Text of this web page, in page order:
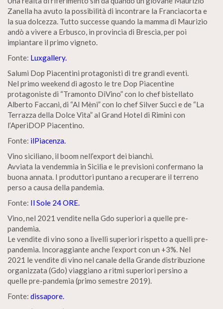
Zanella ha avuto la possibilità di incontrare la Franciacorta e
la sua dolcezza. Tutto successe quando la mamma di Maurizio
andò a vivere a Erbusco, in provincia di Brescia, per poi
impiantare il primo vigneto.
Fonte: Luxgallery.
Salumi Dop Piacentini protagonisti di tre grandi eventi.
Nel primo weekend di agosto le tre Dop Piacentine
protagoniste di “Tramonto DiVino” con lo chef bistellato
Alberto Faccani, di “Al Mèni” con lo chef Silver Succi e de “La
Terrazza della Dolce Vita” al Grand Hotel di Rimini con
l’AperiDOP Piacentino.
Fonte: ilPiacenza.
Vino siciliano, il boom nell’export dei bianchi.
Avviata la vendemmia in Sicilia e le previsioni confermano la
buona annata. I produttori puntano a recuperare il terreno
perso a causa della pandemia.
Fonte: Il Sole 24 ORE.
Vino, nel 2021 vendite nella Gdo superiori a quelle pre-
pandemia.
Le vendite di vino sono a livelli superiori rispetto a quelli pre-
pandemia. Incoraggiante anche l’export con un +3%. Nel
2021 le vendite di vino nel canale della Grande distribuzione
organizzata (Gdo) viaggiano a ritmi superiori persino a
quelle pre-pandemia (primo semestre 2019).
Fonte: dissapore.